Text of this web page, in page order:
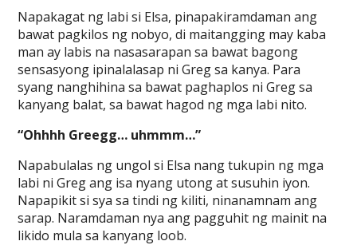
Napakagat ng labi si Elsa, pinapakiramdaman ang
bawat pagkilos ng nobyo, di maitangging may kaba
man ay labis na nasasarapan sa bawat bagong
sensasyong ipinalalasap ni Greg sa kanya. Para
syang nanghihina sa bawat paghaplos ni Greg sa
kanyang balat, sa bawat hagod ng mga labi nito.
“Ohhhh Greegg… uhmmm…”
Napabulalas ng ungol si Elsa nang tukupin ng mga
labi ni Greg ang isa nyang utong at susuhin iyon.
Napapikit si sya sa tindi ng kiliti, ninanamnam ang
sarap. Naramdaman nya ang pagguhit ng mainit na
likido mula sa kanyang loob.